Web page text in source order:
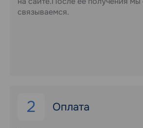
связываемся.
2 Оплата